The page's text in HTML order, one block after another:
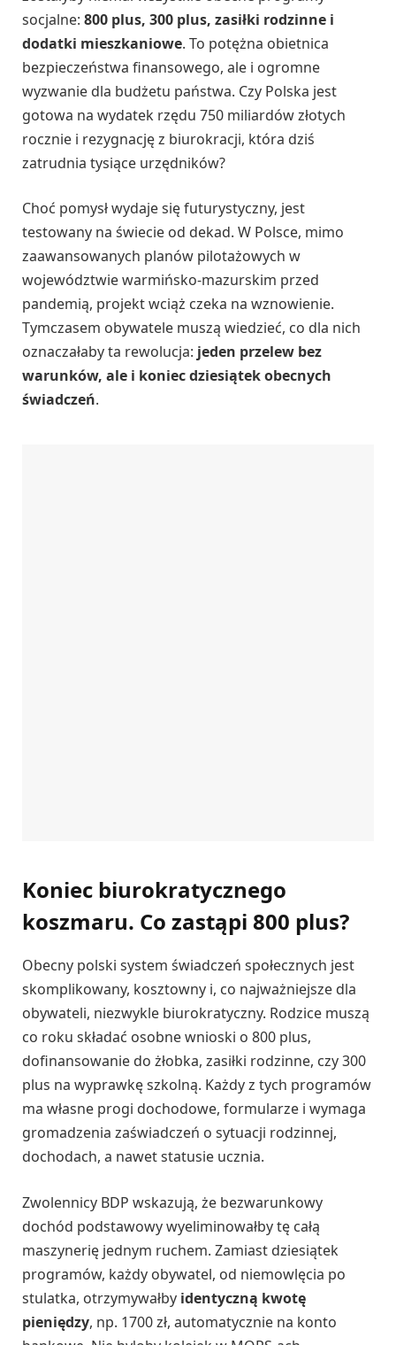
socjalne: 800 plus, 300 plus, zasiłki rodzinne i
dodatki mieszkaniowe. To potężna obietnica
bezpieczeństwa finansowego, ale i ogromne
wyzwanie dla budżetu państwa. Czy Polska jest
gotowa na wydatek rzędu 750 miliardów złotych
rocznie i rezygnację z biurokracji, która dziś
zatrudnia tysiące urzędników?
Choć pomysł wydaje się futurystyczny, jest
testowany na świecie od dekad. W Polsce, mimo
zaawansowanych planów pilotażowych w
województwie warmińsko-mazurskim przed
pandemią, projekt wciąż czeka na wznowienie.
Tymczasem obywatele muszą wiedzieć, co dla nich
oznaczałaby ta rewolucja: jeden przelew bez
warunków, ale i koniec dziesiątek obecnych
świadczeń.
Koniec biurokratycznego
koszmaru. Co zastąpi 800 plus?
Obecny polski system świadczeń społecznych jest
skomplikowany, kosztowny i, co najważniejsze dla
obywateli, niezwykle biurokratyczny. Rodzice muszą
co roku składać osobne wnioski o 800 plus,
dofinansowanie do żłobka, zasiłki rodzinne, czy 300
plus na wyprawkę szkolną. Każdy z tych programów
ma własne progi dochodowe, formularze i wymaga
gromadzenia zaświadczeń o sytuacji rodzinnej,
dochodach, a nawet statusie ucznia.
Zwolennicy BDP wskazują, że bezwarunkowy
dochód podstawowy wyeliminowałby tę całą
maszynerię jednym ruchem. Zamiast dziesiątek
programów, każdy obywatel, od niemowlęcia po
stulatka, otrzymywałby identyczną kwotę
pieniędzy, np. 1700 zł, automatycznie na konto